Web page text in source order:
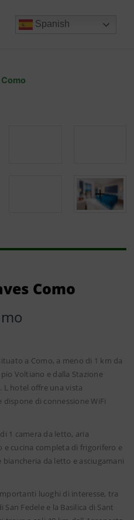
Spanish
Como
a Como, a meno di 1 km da
Voltiano e dalla Stazione
L hotel offre una vista
di connessione WiFi
1 camera da letto, aria
e cucina completa di frigorifero e
da letto e asciugamani
luoghi di interesse, tra
Fedele e la Basilica di Sant